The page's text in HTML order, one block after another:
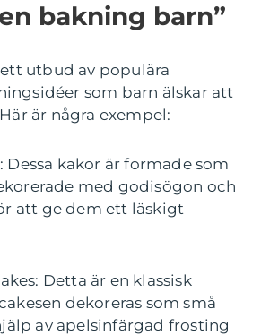
bakning barn”
utbud av populära
som barn älskar att
är några exempel:
Dessa kakor är formade som
med godisögon och
att ge dem ett läskigt
Detta är en klassisk
dekoreras som små
av apelsinfärgad frosting